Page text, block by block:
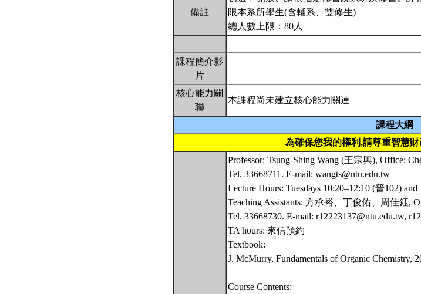
備註
限本系所學生(含輔系、雙修生)
總人數上限：80人
課程簡介影
片
核心能力關
聯
本課程尚未建立核心能力關連
課程大綱
為確保您我的權利,請尊重智慧
Professor: Tsung-Shing Wang (王宗興), Office:
Tel. 33668711. E-mail: wangts@ntu.edu.tw
Lecture Hours: Tuesdays 10:20–12:10 (普102)
Teaching Assistants: 方承裕、丁俊佑、周佳鈺,
Tel. 33668730. E-mail: r12223137@ntu.edu.tw,
TA hours: 來信預約
Textbook:
J. McMurry, Fundamentals of Organic Chemistry,
Course Contents: